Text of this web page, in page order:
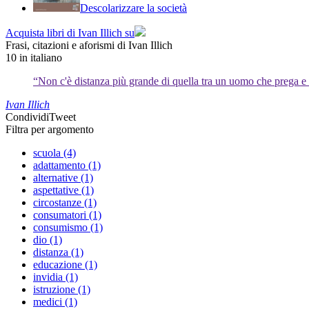
Descolarizzare la società
Acquista libri di Ivan Illich su
Frasi, citazioni e aforismi di Ivan Illich
10 in italiano
“Non c'è distanza più grande di quella tra un uomo che prega
Ivan Illich
CondividiTweet
Filtra per argomento
scuola (4)
adattamento (1)
alternative (1)
aspettative (1)
circostanze (1)
consumatori (1)
consumismo (1)
dio (1)
distanza (1)
educazione (1)
invidia (1)
istruzione (1)
medici (1)